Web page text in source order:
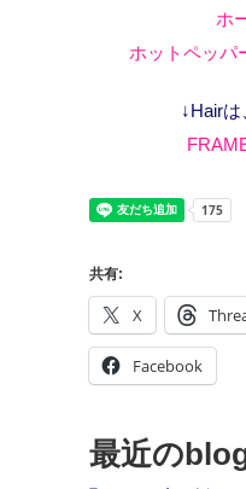
ホ
ホットペッパ
↓Hair
共有:
X
Facebook
最近の